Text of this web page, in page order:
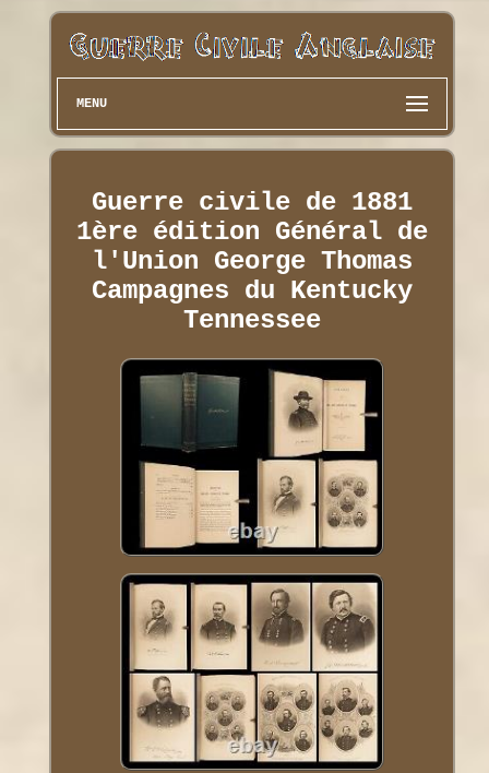
MENU
Guerre civile de 1881
1ère édition Général de
l'Union George Thomas
Campagnes du Kentucky
Tennessee